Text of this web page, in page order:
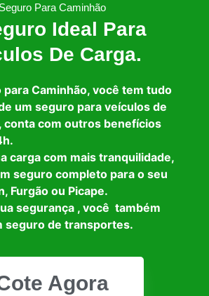
Seguro Para Caminhão
Ideal Para
De Carga.
para Caminhão, você tem tudo
um seguro para veículos de
conta com outros benefícios
carga com mais tranquilidade,
seguro completo para o seu
Furgão ou Picape.
segurança , você também
seguro de transportes.
Agora